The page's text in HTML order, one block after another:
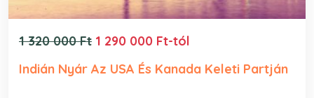
1 320 000 Ft 1 290 000 Ft-tól
Indián Nyár Az USA És Kanada Keleti Partján